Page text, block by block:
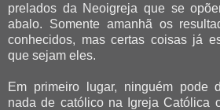
prelados da Neoigreja que se
abalo. Somente amanhã os
conhecidos, mas certas coisas já
que sejam eles.
Em primeiro lugar, ninguém pode
nada de católico na Igreja Católica